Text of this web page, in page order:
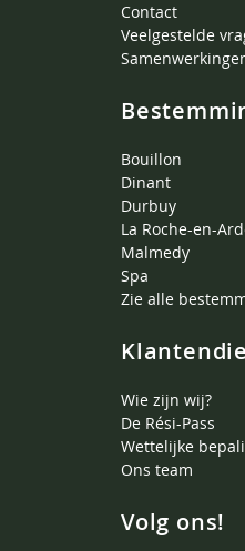
Contact
Veelgestelde
Bouillon
Dinant
Durbuy
La Roche-en-
Malmedy
Spa
Zie alle
Wie zijn wij?
De Rési-Pass
Wettelijke
Ons team
Volg ons!